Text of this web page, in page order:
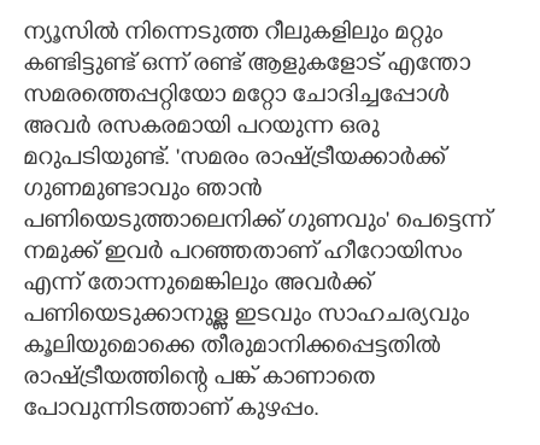
ന്യൂസിൽ നിന്നെടുത്ത റീലുകളിലും മറ്റും
കണ്ടിട്ടുണ്ട് ഒന്ന് രണ്ട് ആളുകളോട് എന്തോ
സമരത്തെപ്പറ്റിയോ മറ്റോ ചോദിച്ചപ്പോൾ
അവർ രസകരമായി പറയുന്ന ഒരു
മറുപടിയുണ്ട്. 'സമരം രാഷ്ട്രീയക്കാർക്ക്
ഗുണമുണ്ടാവും ഞാൻ
പണിയെടുത്താലെനിക്ക് ഗുണവും' പെട്ടെന്ന്
നമുക്ക് ഇവർ പറഞ്ഞതാണ് ഹീറോയിസം
എന്ന് തോന്നുമെങ്കിലും അവർക്ക്
പണിയെടുക്കാനുള്ള ഇടവും സാഹചര്യവും
കൂലിയുമൊക്കെ തീരുമാനിക്കപ്പെട്ടതിൽ
രാഷ്ട്രീയത്തിന്റെ പങ്ക് കാണാതെ
പോവുന്നിടത്താണ് കുഴപ്പം.